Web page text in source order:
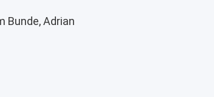
Bunde, Adrian